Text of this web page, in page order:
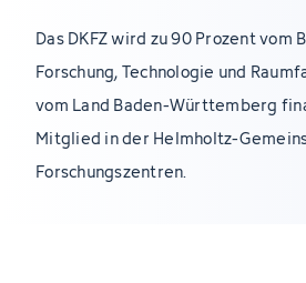
Das DKFZ wird zu 90 Prozent
Forschung, Technologie und
vom Land Baden-Württemberg
Mitglied in der Helmholtz-
Forschungszentren.